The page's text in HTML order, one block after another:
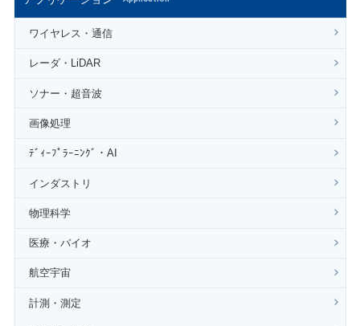
ワイヤレス・通信
レーダ・LiDAR
ソナー・超音波
画像処理
ﾃﾞｨｰﾌﾟﾗｰﾆﾝｸﾞ・AI
インダストリ
物理科学
医療・バイオ
航空宇宙
計測・測定